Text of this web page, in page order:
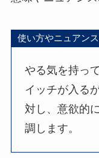
使い方やニュアン
やる気を持っ
イッチが入る
対し、意欲的
調します。